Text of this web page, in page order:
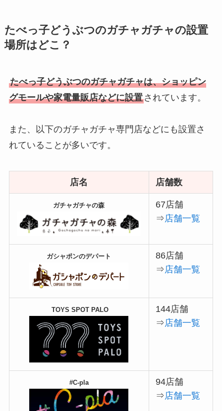
たべっ子どうぶつのガチャガチャの設置
場所はどこ？
たべっ子どうぶつのガチャガチャは、ショッピン
グモールや家電量販店などに設置されています。
また、以下のガチャガチャ専門店などにも設置さ
れていることが多いです。
店名 店舗数
ガチャガチャの森
67店舗
⇒店舗一覧
ガシャポンのデパート
86店舗
⇒店舗一覧
TOYS SPOT PALO
144店舗
⇒店舗一覧
#C-pla
94店舗
⇒店舗一覧